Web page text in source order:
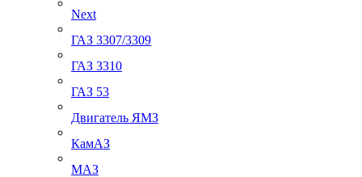
Next
ГАЗ 3307/3309
ГАЗ 3310
ГАЗ 53
Двигатель ЯМЗ
КамАЗ
МАЗ